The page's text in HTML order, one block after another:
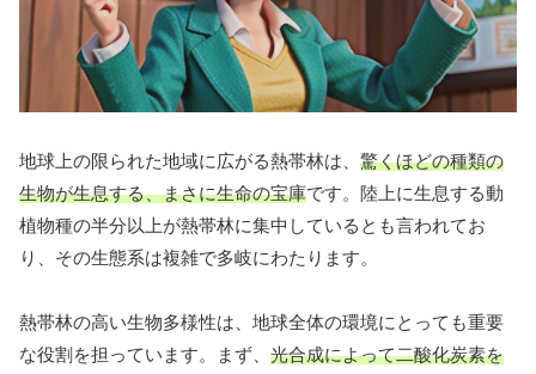
地球上の限られた地域に広がる熱帯林は、 驚くほどの種類の
生物が生息する、まさに生命の宝庫です。陸上に生息する動
植物種の半分以上が熱帯林に集中しているとも言われてお
り、その生態系は複雑で多岐にわたります。
熱帯林の高い生物多様性は、地球全体の環境にとっても重要
な役割を担っています。まず、 光合成によって二酸化炭素を